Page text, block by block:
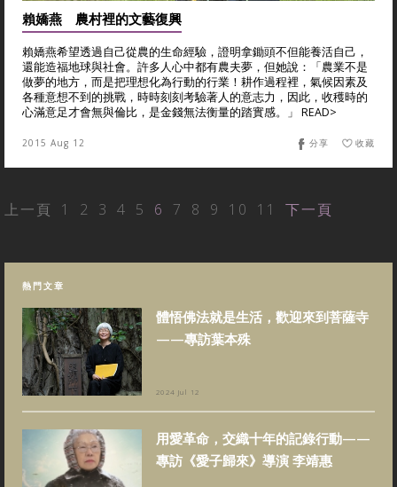
賴嬌燕 農村裡的文藝復興
賴嬌燕希望透過自己從農的生命經驗，證明拿鋤頭不但能養活自己，
還能造福地球與社會。許多人心中都有農夫夢，但她說：「農業不是
做夢的地方，而是把理想化為行動的行業！耕作過程裡，氣候因素及
各種意想不到的挑戰，時時刻刻考驗著人的意志力，因此，收穫時的
心滿意足才會無與倫比，是金錢無法衡量的踏實感。」 READ>
2015 Aug 12 收藏
分享
上一頁 1 2 3 4 5 6 7 8 9 10 11 下一頁
熱門文章
體悟佛法就是生活，歡迎來到菩薩寺
——專訪葉本殊
2024 Jul 12
用愛革命，交織十年的記錄行動——
專訪《愛子歸來》導演 李靖惠